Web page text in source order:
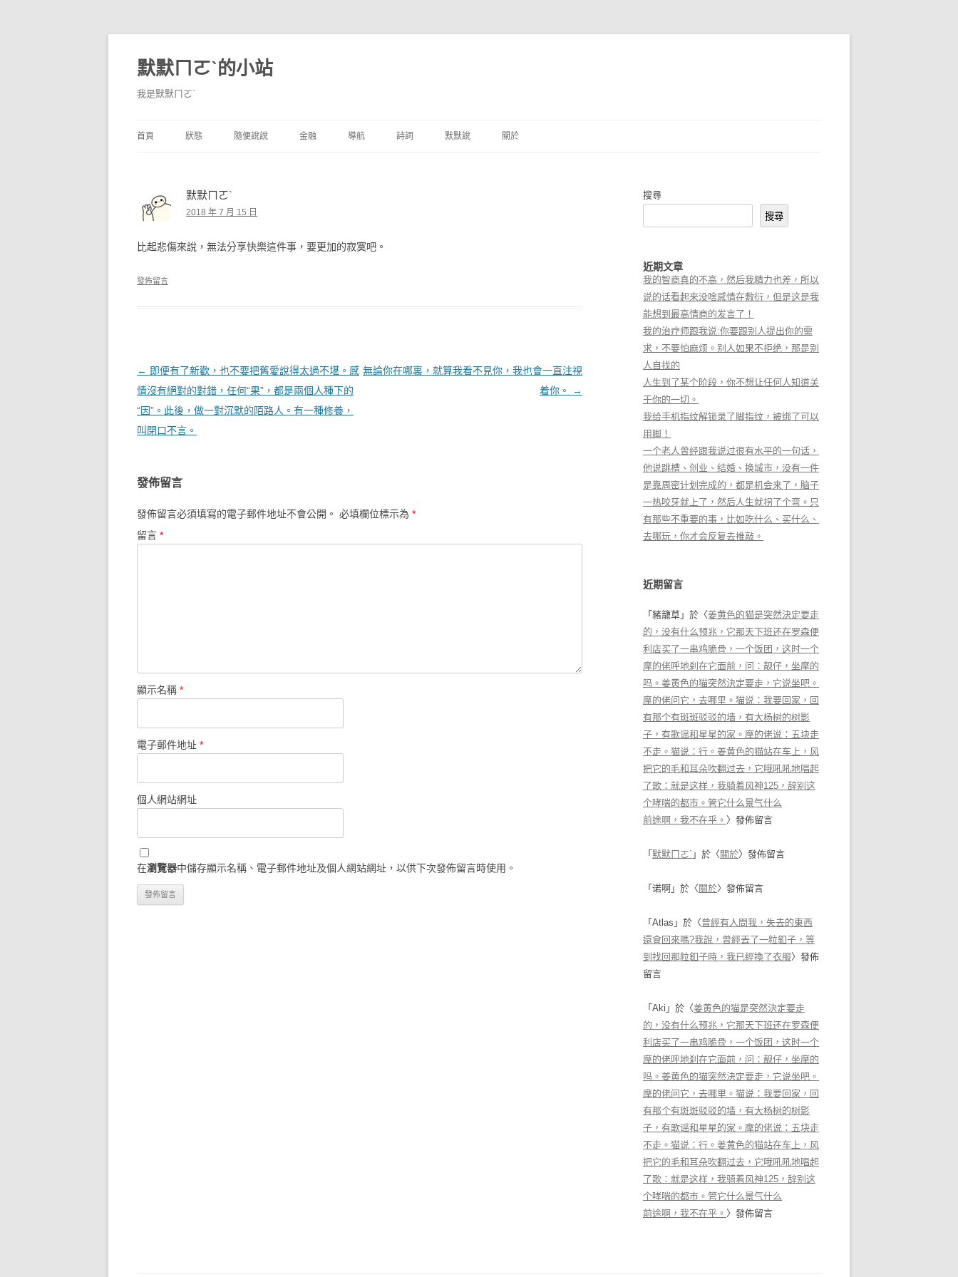
默默ㄇㄛˋ的小站
我是默默ㄇㄛˋ
首頁 狀態
獨白
隨便說說 金融
境外銀行
導航 詩詞 默默說 關於
默默ㄇㄛˋ
2018 年 7 月 15 日
比起悲傷來說，無法分享快樂這件事，要更加的寂寞吧。
發佈留言
文章導覽
← 即便有了新歡，也不要把舊愛說得太過不堪。感
情沒有絕對的對錯，任何“果”，都是兩個人種下的
“因”。此後，做一對沉默的陌路人。有一種修養，
叫閉口不言。
無論你在哪裏，就算我看不見你，我也會一直注視
着你。
→
發佈留言
發佈留言必須填寫的電子郵件地址不會公開。 必填欄位標示為 *
留言 *
顯示名稱 *
電子郵件地址 *
個人網站網址
在瀏覽器中儲存顯示名稱、電子郵件地址及個人網站網址，以供下次發佈留言時使用。
搜尋
搜尋
近期文章
我的智商真的不高，然后我精力也差，所以
说的话看起来没啥感情在敷衍，但是这是我
能想到最高情商的发言了！
我的治疗师跟我说:你要跟别人提出你的需
求，不要怕麻烦。别人如果不拒绝，那是别
人自找的
人生到了某个阶段，你不想让任何人知道关
于你的一切。
我给手机指纹解锁录了脚指纹，被绑了可以
用脚！
一个老人曾经跟我说过很有水平的一句话，
他说跳槽、创业、结婚、换城市，没有一件
是靠周密计划完成的，都是机会来了，脑子
一热咬牙就上了，然后人生就拐了个弯。只
有那些不重要的事，比如吃什么、买什么、
去哪玩，你才会反复去推敲。
近期留言
「 豬籠草 」於〈姜黄色的猫是突然決定要走
的，没有什么预兆，它那天下班还在罗森便
利店买了一串鸡脆骨，一个饭团，这时一个
摩的佬呼地刹在它面前，问：靓仔，坐摩的
吗。姜黄色的猫突然決定要走，它说坐吧。
摩的佬问它，去哪里。猫说：我要回家，回
有那个有斑斑驳驳的墙，有大杨树的树影
子，有歌谣和星星的家。摩的佬说：五块走
不走。猫说：行。姜黄色的猫站在车上，风
把它的毛和耳朵吹翻过去，它哦吼吼地唱起
了歌：就是这样，我骑着风神125，辞别这
个哮喘的都市。管它什么景气什么
前途啊，我不在乎。 〉發佈留言
「 默默ㄇㄛˋ 」於〈 關於〉發佈留言
「 诺啊 」於〈 關於〉發佈留言
「 Atlas 」於〈曾經有人問我，失去的東西
還會回來嗎?我說，曾經丟了一粒釦子，等
到找回那粒釦子時，我已經換了衣服〉發佈
留言
「 Aki 」於〈姜黄色的猫是突然決定要走
的，没有什么预兆，它那天下班还在罗森便
利店买了一串鸡脆骨，一个饭团，这时一个
摩的佬呼地刹在它面前，问：靓仔，坐摩的
吗。姜黄色的猫突然決定要走，它说坐吧。
摩的佬问它，去哪里。猫说：我要回家，回
有那个有斑斑驳驳的墙，有大杨树的树影
子，有歌谣和星星的家。摩的佬说：五块走
不走。猫说：行。姜黄色的猫站在车上，风
把它的毛和耳朵吹翻过去，它哦吼吼地唱起
了歌：就是这样，我骑着风神125，辞别这
个哮喘的都市。管它什么景气什么
前途啊，我不在乎。 〉發佈留言